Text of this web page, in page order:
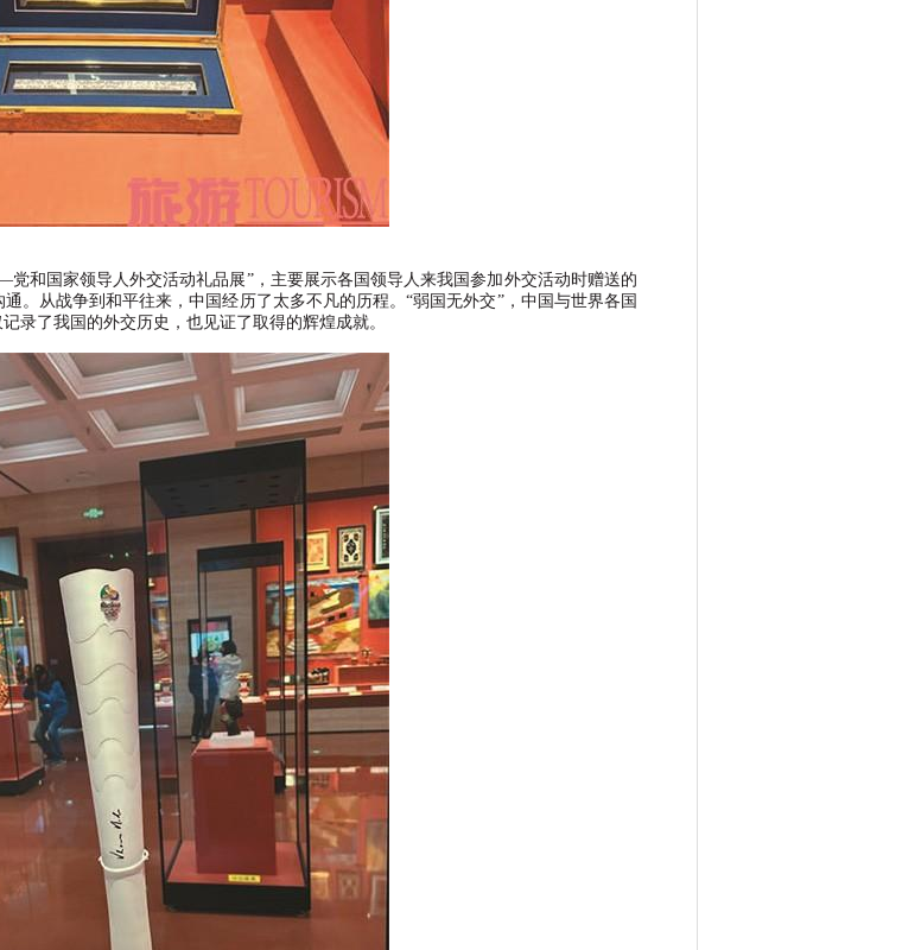
党和国家领导人外交活动礼品展”，主要展示各国领导人来我国参加外交活动时赠送的
。从战争到和平往来，中国经历了太多不凡的历程。“弱国无外交”，中国与世界各国
录了我国的外交历史，也见证了取得的辉煌成就。